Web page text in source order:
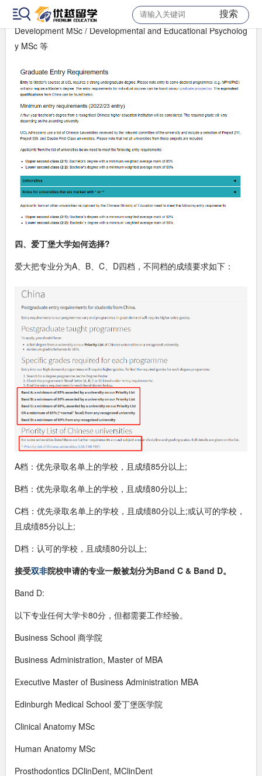
搜索
录取要求专业推荐：Applied Educational Leadership MA / Child
Development MSc / Developmental and Educational Psycholog
y MSc 等
四、爱丁堡大学如何选择?
爱大把专业分为A、B、C、D四档，不同档的成绩要求如下：
A档：优先录取名单上的学校，且成绩85分以上;
B档：优先录取名单上的学校，且成绩80分以上;
C档：优先录取名单上的学校，且成绩80分以上;或认可的学校，
且成绩85分以上;
D档：认可的学校，且成绩80分以上;
接受双非院校申请的专业一般被划分为Band C & Band D。
Band D:
以下专业任何大学卡80分，但都需要工作经验。
Business School 商学院
Business Administration, Master of MBA
Executive Master of Business Administration MBA
Edinburgh Medical School 爱丁堡医学院
Clinical Anatomy MSc
Human Anatomy MSc
Prosthodontics DClinDent, MClinDent